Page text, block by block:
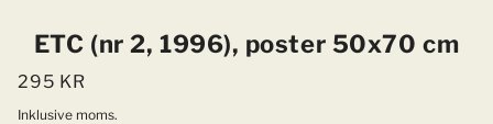
ETC (nr 2, 1996), poster 50x70 cm
295 KR
Inklusive moms.